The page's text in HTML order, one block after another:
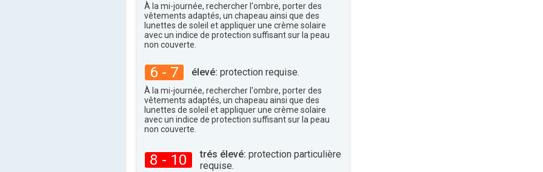
À la mi-journée, rechercher l'ombre, porter des
vêtements adaptés, un chapeau ainsi que des
lunettes de soleil et appliquer une crème solaire
avec un indice de protection suffisant sur la peau
non couverte.
6 - 7 élevé: protection requise.
À la mi-journée, rechercher l'ombre, porter des
vêtements adaptés, un chapeau ainsi que des
lunettes de soleil et appliquer une crème solaire
avec un indice de protection suffisant sur la peau
non couverte.
8 - 10 trés élevé: protection particulière
requise.